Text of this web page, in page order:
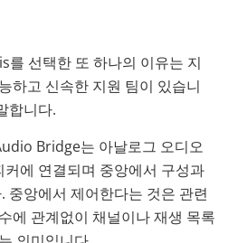
선택한 또 하나의 이유는 지
하고 신속한 지원 팀이 있습니
합니다.
Bridge는 아날로그 오디오
에 연결되며 중앙에서 구성과
중앙에서 제어한다는 것은 관련
에 관계없이 채널이나 재생 목록